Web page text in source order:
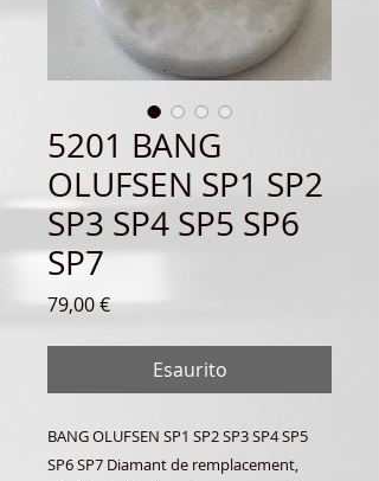
5201 BANG
OLUFSEN SP1 SP2
SP3 SP4 SP5 SP6
SP7
79,00 €Prezzo
Esaurito
BANG OLUFSEN SP1 SP2 SP3 SP4 SP5
SP6 SP7 Diamant de remplacement,